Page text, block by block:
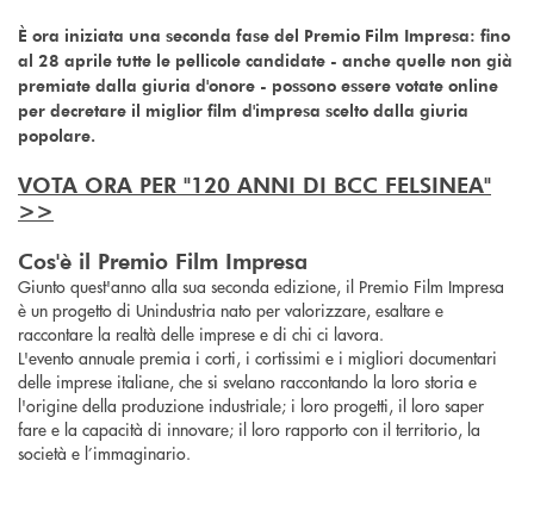
È ora iniziata una seconda fase del Premio Film Impresa: fino
al 28 aprile tutte le pellicole candidate - anche quelle non già
premiate dalla giuria d'onore - possono essere votate online
per decretare il miglior film d'impresa scelto dalla giuria
popolare.
VOTA ORA PER "120 ANNI DI BCC FELSINEA"
>>
Cos'è il Premio Film Impresa
Giunto quest'anno alla sua seconda edizione, il Premio Film Impresa
è un progetto di Unindustria nato per valorizzare, esaltare e
raccontare la realtà delle imprese e di chi ci lavora.
L'evento annuale premia i corti, i cortissimi e i migliori documentari
delle imprese italiane, che si svelano raccontando la loro storia e
l'origine della produzione industriale; i loro progetti, il loro saper
fare e la capacità di innovare; il loro rapporto con il territorio, la
società e l’immaginario.